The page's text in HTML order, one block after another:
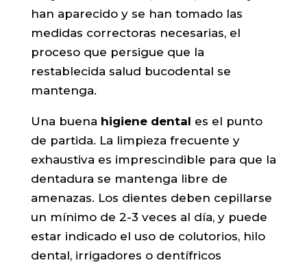
han aparecido y se han tomado las
medidas correctoras necesarias, el
proceso que persigue que la
restablecida salud bucodental se
mantenga.
Una buena higiene dental es el punto
de partida. La limpieza frecuente y
exhaustiva es imprescindible para que la
dentadura se mantenga libre de
amenazas. Los dientes deben cepillarse
un mínimo de 2-3 veces al día, y puede
estar indicado el uso de colutorios, hilo
dental, irrigadores o dentífricos